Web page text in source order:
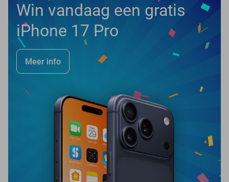
Win vandaag een gratis
iPhone 17 Pro
Meer info